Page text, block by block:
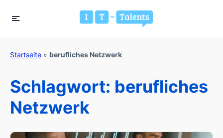
Startseite » berufliches Netzwerk
Schlagwort: berufliches
Netzwerk